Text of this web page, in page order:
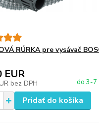
RÚRKA pre vysávač
EUR
bez DPH do 3-7
Pridať do košíka